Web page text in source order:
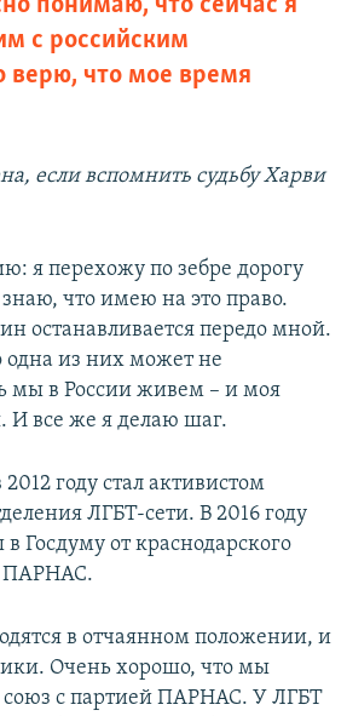
понимаю, что сейчас я
с российским
верю, что мое время
если вспомнить судьбу Харви
я перехожу по зебре дорогу
что имею на это право.
останавливается передо мной.
из них может не
мы в России живем – и моя
И все же я делаю шаг.
2012 году стал активистом
ЛГБТ-сети. В 2016 году
Госдуму от краснодарского
ПАРНАС.
в отчаянном положении, и
Очень хорошо, что мы
союз с партией ПАРНАС. У ЛГБТ